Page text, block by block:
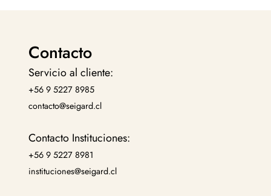
Contacto
Servicio al cliente:
+56 9 5227 8985
contacto@seigard.cl
Contacto Instituciones:
+56 9 5227 8981
instituciones@seigard.cl